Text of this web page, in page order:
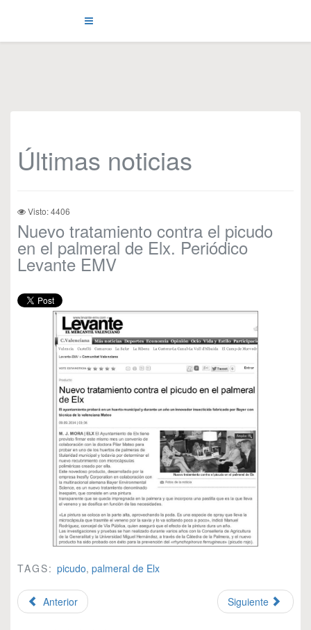
Últimas noticias
Visto: 4406
Nuevo tratamiento contra el picudo
en el palmeral de Elx. Periódico
Levante EMV
TAGS: picudo, palmeral de Elx
Anterior Siguiente